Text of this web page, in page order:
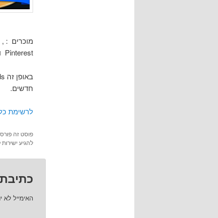
Pinterest ויישומים אחרים פחות מוכרים ביניהם כלים ליצירת וידאו , מצגות, תוכנות גרפיות ועוד
חדשים.
לרשימת
פוסט זה
להגיע
האימייל לא